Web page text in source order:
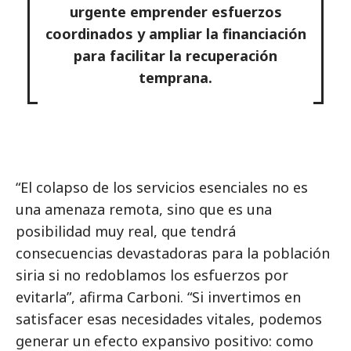
urgente emprender esfuerzos
coordinados y ampliar la financiación
para facilitar la recuperación
temprana.
“El colapso de los servicios esenciales no es
una amenaza remota, sino que es una
posibilidad muy real, que tendrá
consecuencias devastadoras para la población
siria si no redoblamos los esfuerzos por
evitarla”, afirma Carboni. “Si invertimos en
satisfacer esas necesidades vitales, podemos
generar un efecto expansivo positivo: como